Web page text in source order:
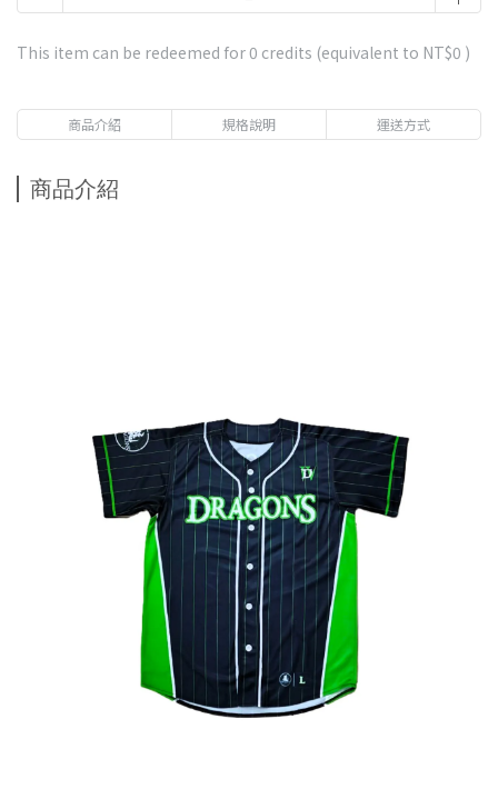
This item can be redeemed for0 credits (equivalent to NT$0 )
商品介紹 規格說明 運送方式
商品介紹